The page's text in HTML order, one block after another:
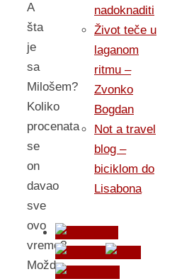
A
šta
je
sa
Milošem?
Koliko
procenata
se
on
davao
sve
ovo
vreme?
Možda
nadoknaditi
Život teče u
laganom
ritmu –
Zvonko
Bogdan
Not a travel
blog –
biciklom do
Lisabona